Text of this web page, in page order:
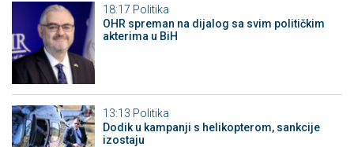
18:17 Politika
OHR spreman na dijalog sa svim političkim
akterima u BiH
13:13 Politika
Dodik u kampanji s helikopterom, sankcije
izostaju